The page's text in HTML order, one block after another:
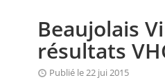
ANNUAIRES
PETITES ANNONCES
Beaujolais
résultats
Publié le 22 jui 2015